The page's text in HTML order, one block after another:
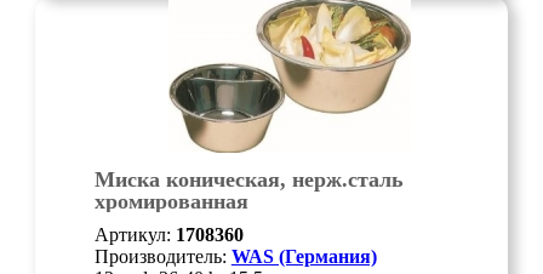
Миска коническая, нерж.сталь
хромированная
Артикул: 1708360
Производитель: WAS (Германия)